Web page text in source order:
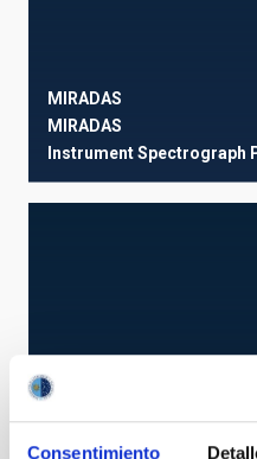
Consentimiento
MIRADAS
MIRADAS
InstrumentSpectrograph